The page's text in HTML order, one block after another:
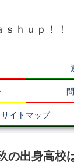
ｓｈｕｐ！！
サイトマップ
の出身高校